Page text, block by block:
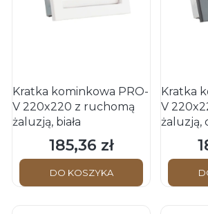
Kratka kominkowa PRO-
V 220x220 z ruchomą
żaluzją, biała
Cena
185,36 zł
DO KOSZYKA
Kratka
V
żaluzją,